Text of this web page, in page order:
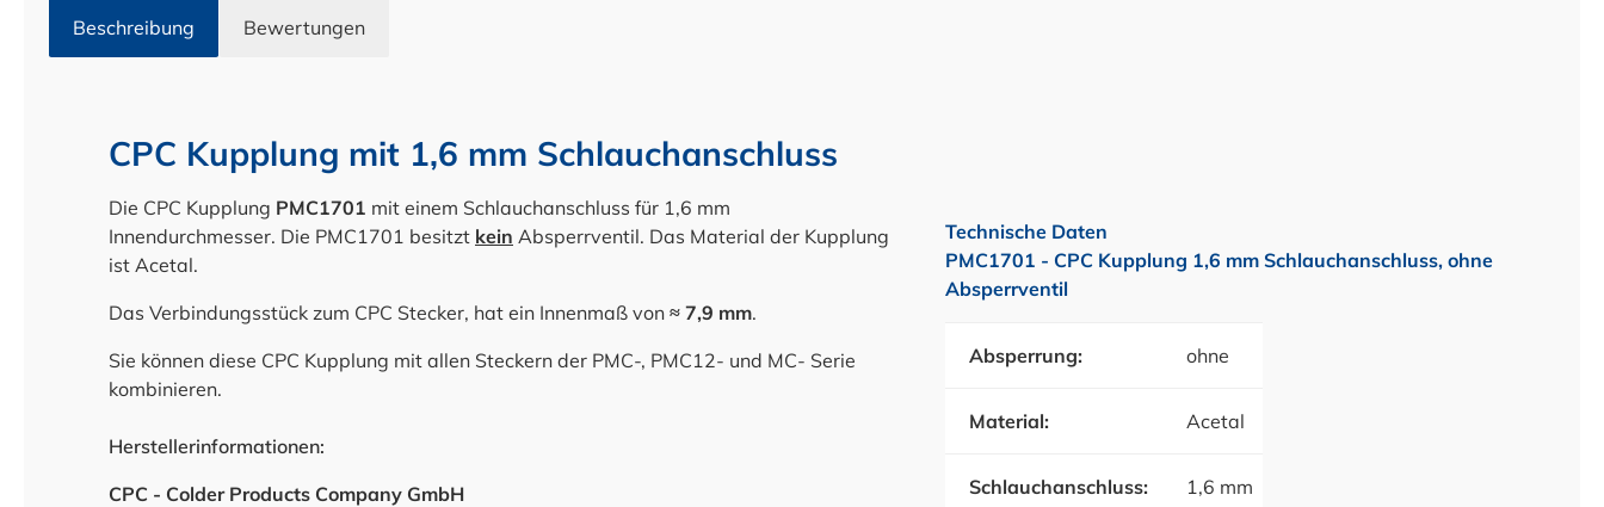
Beschreibung Bewertungen
CPC Kupplung mit 1,6 mm Schlauchanschluss
Die CPC Kupplung PMC1701 mit einem Schlauchanschluss für 1,6 mm
Innendurchmesser. Die PMC1701 besitzt kein Absperrventil. Das Material der Kupplung
ist Acetal.
Das Verbindungsstück zum CPC Stecker, hat ein Innenmaß von ≈ 7,9 mm.
Sie können diese CPC Kupplung mit allen Steckern der PMC-, PMC12- und MC- Serie
kombinieren.
Herstellerinformationen:
CPC - Colder Products Company GmbH
Technische Daten
PMC1701 - CPC Kupplung 1,6 mm Schlauchanschluss, ohne
Absperrventil
Absperrung: ohne
Material: Acetal
Schlauchanschluss: 1,6 mm